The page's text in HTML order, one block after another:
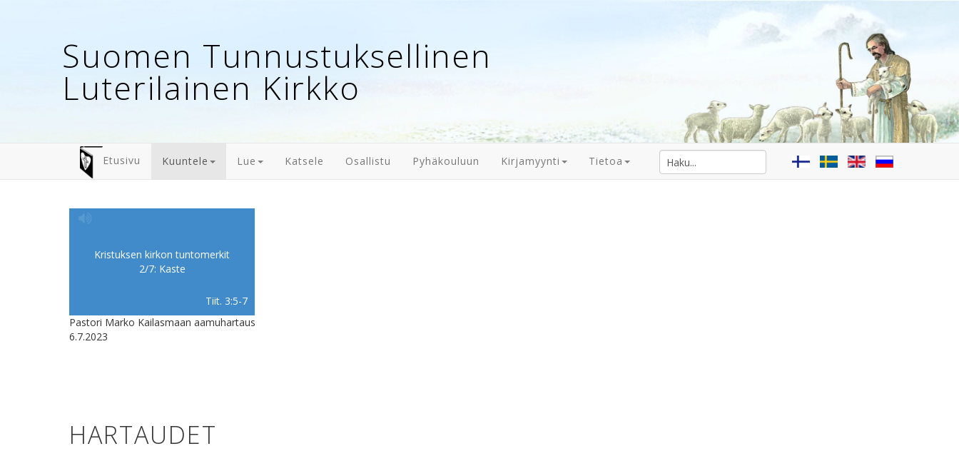
Suomen Tunnustuksellinen
Luterilainen Kirkko
Etusivu Kuuntele Lue Katsele Osallistu Pyhäkouluun Kirjamyynti Tietoa
Kristuksen kirkon tuntomerkit
2/7: Kaste
Tiit. 3:5-7
Pastori Marko Kailasmaan aamuhartaus
6.7.2023
HARTAUDET